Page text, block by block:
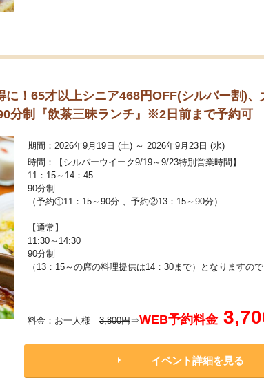
！65才以上シニア468円OFF(シルバー割)
分制『飲茶三昧ランチ』※2日前まで予約可
期間：2026年9月19日 (土) ～ 2026年9月23日 (水)
時間：【シルバーウイーク9/19～9/23特別営業時間】
11：15～14：45
90分制
（予約①11：15～90分 、予約②13：15～90分）
【通常】
11:30～14:30
90分制
（13：15～の席の料理提供は14：30まで）となりますの
料金：お一人様 3,800円⇒WEB予約料金
イベント詳細を見る